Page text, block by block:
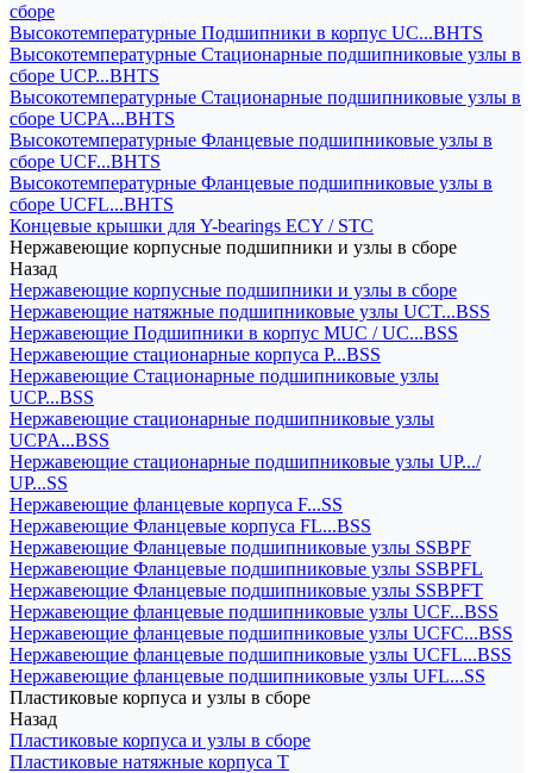
сборе
Высокотемпературные Подшипники в корпус UC...BHTS
Высокотемпературные Стационарные подшипниковые узлы в
сборе UCP...BHTS
Высокотемпературные Стационарные подшипниковые узлы в
сборе UCPA...BHTS
Высокотемпературные Фланцевые подшипниковые узлы в
сборе UCF...BHTS
Высокотемпературные Фланцевые подшипниковые узлы в
сборе UCFL...BHTS
Концевые крышки для Y-bearings ECY / STC
Нержавеющие корпусные подшипники и узлы в сборе
Назад
Нержавеющие корпусные подшипники и узлы в сборе
Нержавеющие натяжные подшипниковые узлы UCT...BSS
Нержавеющие Подшипники в корпус MUC / UC...BSS
Нержавеющие стационарные корпуса P...BSS
Нержавеющие Стационарные подшипниковые узлы
UCP...BSS
Нержавеющие стационарные подшипниковые узлы
UCPA...BSS
Нержавеющие стационарные подшипниковые узлы UP.../
UP...SS
Нержавеющие фланцевые корпуса F...SS
Нержавеющие Фланцевые корпуса FL...BSS
Нержавеющие Фланцевые подшипниковые узлы SSBPF
Нержавеющие Фланцевые подшипниковые узлы SSBPFL
Нержавеющие Фланцевые подшипниковые узлы SSBPFT
Нержавеющие фланцевые подшипниковые узлы UCF...BSS
Нержавеющие фланцевые подшипниковые узлы UCFC...BSS
Нержавеющие фланцевые подшипниковые узлы UCFL...BSS
Нержавеющие фланцевые подшипниковые узлы UFL...SS
Пластиковые корпуса и узлы в сборе
Назад
Пластиковые корпуса и узлы в сборе
Пластиковые натяжные корпуса T